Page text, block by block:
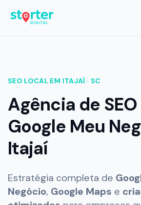
Auditoria Google Meu Negócio
SEO Local
Criação de Sites
Cases e Resultados
SEO LOCAL EM ITAJAÍ · SC
Agência de
Google Meu
Itajaí
Estratégia completa de
Negócio, Google Maps e